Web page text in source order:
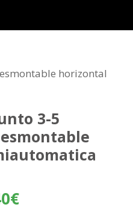
horizontal
3-5
€Rango